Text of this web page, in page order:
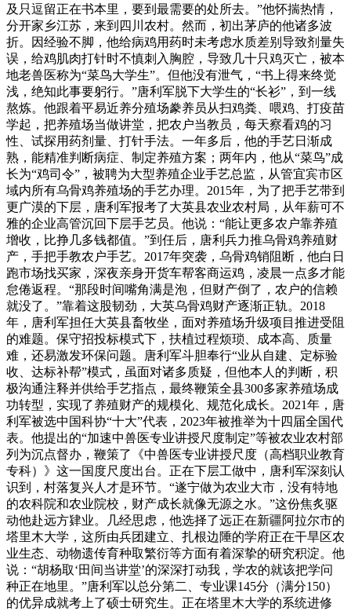
及只逗留正在书本里，要到最需要的处所去。”他怀揣热情，
分开家乡江苏，来到四川农村。然而，初出茅庐的他诸多波
折。因经验不脚，他给病鸡用药时未考虑水质差别导致剂量失
误，给鸡肌肉打针时不慎刺入胸腔，导致几十只鸡灭亡，被本
地老兽医称为“菜鸟大学生”。但他没有泄气，“书上得来终觉
浅，绝知此事要躬行。”唐利军脱下大学生的“长衫”，到一线
熬炼。他跟着平易近养分殖场豢养员从扫鸡粪、喂鸡、打疫苗
学起，把养殖场当做讲堂，把农户当教员，每天察看鸡的习
性、试探用药剂量、打针手法。一年多后，他的手艺日渐成
熟，能精准判断病症、制定养殖方案；两年内，他从“菜鸟”成
长为“鸡司令”，被聘为大型养殖企业手艺总监，从管宜宾市区
域内所有乌骨鸡养殖场的手艺办理。2015年，为了把手艺带到
更广漠的下层，唐利军报考了大英县农业农村局，从年薪可不
雅的企业高管沉回下层手艺员。他说：“能让更多农户靠养殖
增收，比挣几多钱都值。”到任后，唐利兵力推乌骨鸡养殖财
产，手把手教农户手艺。2017年突袭，乌骨鸡销阻断，他白日
跑市场找买家，深夜亲身开货车帮客商运鸡，凌晨一点多才能
怠倦返程。“那段时间嘴角满是泡，但财产倒了，农户的信赖
就没了。”靠着这股韧劲，大英乌骨鸡财产逐渐正轨。2018
年，唐利军担任大英县畜牧坐，面对养殖场升级项目推进受阻
的难题。保守招投标模式下，扶植过程烦琐、成本高、质量
难，还易激发环保问题。唐利军斗胆奉行“业从自建、定标验
收、达标补帮”模式，虽面对诸多质疑，但他本人的判断，积
极沟通注释并供给手艺指点，最终鞭策全县300多家养殖场成
功转型，实现了养殖财产的规模化、规范化成长。2021年，唐
利军被选中国科协“十大”代表，2023年被推举为十四届全国代
表。他提出的“加速中兽医专业讲授尺度制定”等被农业农村部
列为沉点督办，鞭策了《中兽医专业讲授尺度（高档职业教育
专科）》这一国度尺度出台。正在下层工做中，唐利军深刻认
识到，村落复兴人才是环节。“遂宁做为农业大市，没有特地
的农科院和农业院校，财产成长就像无源之水。”这份焦炙驱
动他赴远方肄业。几经思虑，他选择了远正在新疆阿拉尔市的
塔里木大学，这所由兵团建立、扎根边陲的学府正在干旱区农
业生态、动物遗传育种取繁衍等方面有着深挚的研究积淀。他
说：“胡杨取‘田间当讲堂’的深深打动我，学农的就该把学问
种正在地里。”唐利军以总分第二、专业课145分（满分150）
的优异成就考上了硕士研究生。正在塔里木大学的系统进修